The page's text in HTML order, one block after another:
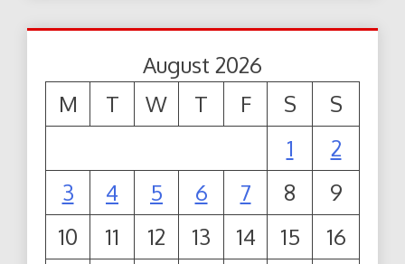
August 2026
M
T W T F S
S
1
2
3
4 5 6 7 8
9
10
11 12 13 14 15
16